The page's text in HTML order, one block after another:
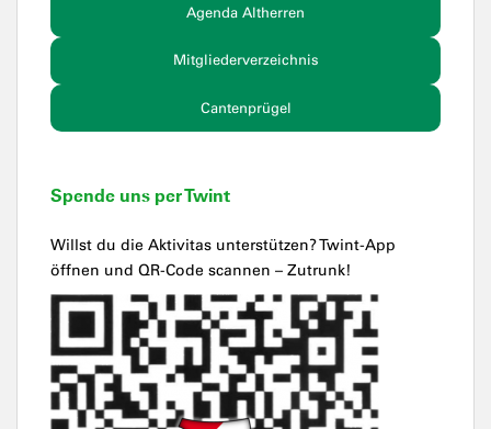
Agenda Altherren
Mitgliederverzeichnis
Cantenprügel
Spende uns per Twint
Willst du die Aktivitas unterstützen? Twint-App
öffnen und QR-Code scannen – Zutrunk!